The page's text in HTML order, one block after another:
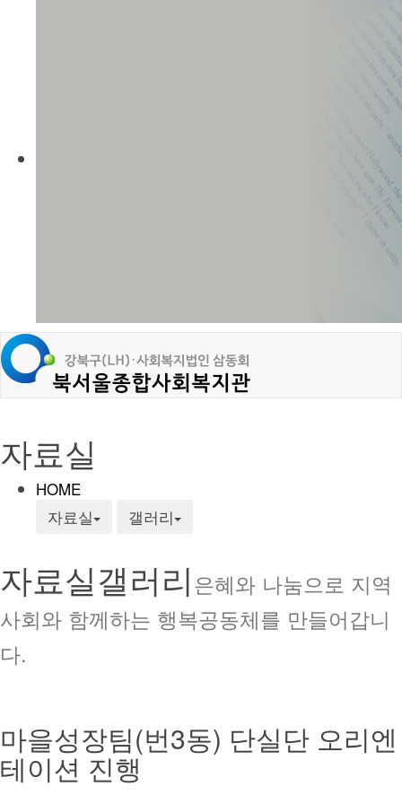
자료실
HOME
자료실
갤러리
자료실갤러리은혜와 나눔으로 지역
사회와 함께하는 행복공동체를 만들어갑니
다.
마을성장팀(번3동) 단실단 오리엔
테이션 진행